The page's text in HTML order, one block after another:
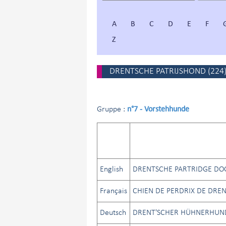
A B C D E F
Z
DRENTSCHE PATRIJSHOND (224)
Gruppe : n°7 - Vorstehhunde
English DRENTSCHE PARTRIDGE
Français CHIEN DE PERDRIX DE
Deutsch DRENT'SCHER